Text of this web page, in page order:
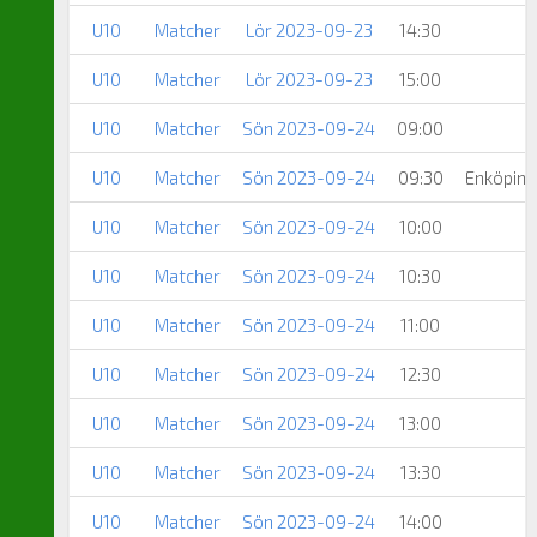
U10 Matcher Lör 2023-09-23 14:30
U10 Matcher Lör 2023-09-23 15:00
U10 Matcher Sön 2023-09-24 09:00
U10 Matcher Sön 2023-09-24 09:30
U10 Matcher Sön 2023-09-24 10:00
U10 Matcher Sön 2023-09-24 10:30
U10 Matcher Sön 2023-09-24 11:00
U10 Matcher Sön 2023-09-24 12:30
U10 Matcher Sön 2023-09-24 13:00
U10 Matcher Sön 2023-09-24 13:30
U10 Matcher Sön 2023-09-24 14:00